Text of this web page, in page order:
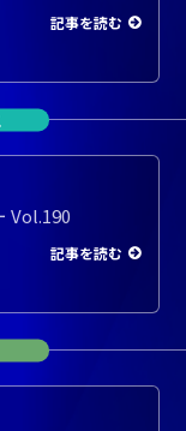
記事を読む
Vol.190
記事を読む